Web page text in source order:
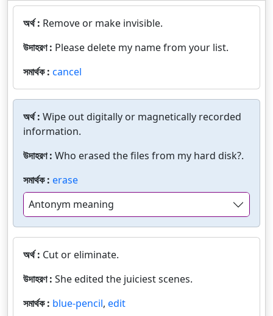
অর্থ : Remove or make invisible.
উদাহরণ : Please delete my name from your list.
সমার্থক : cancel
অর্থ : Wipe out digitally or magnetically recorded
information.
উদাহরণ : Who erased the files from my hard disk?.
সমার্থক : erase
Antonym meaning
অর্থ : Cut or eliminate.
উদাহরণ : She edited the juiciest scenes.
সমার্থক : blue-pencil, edit